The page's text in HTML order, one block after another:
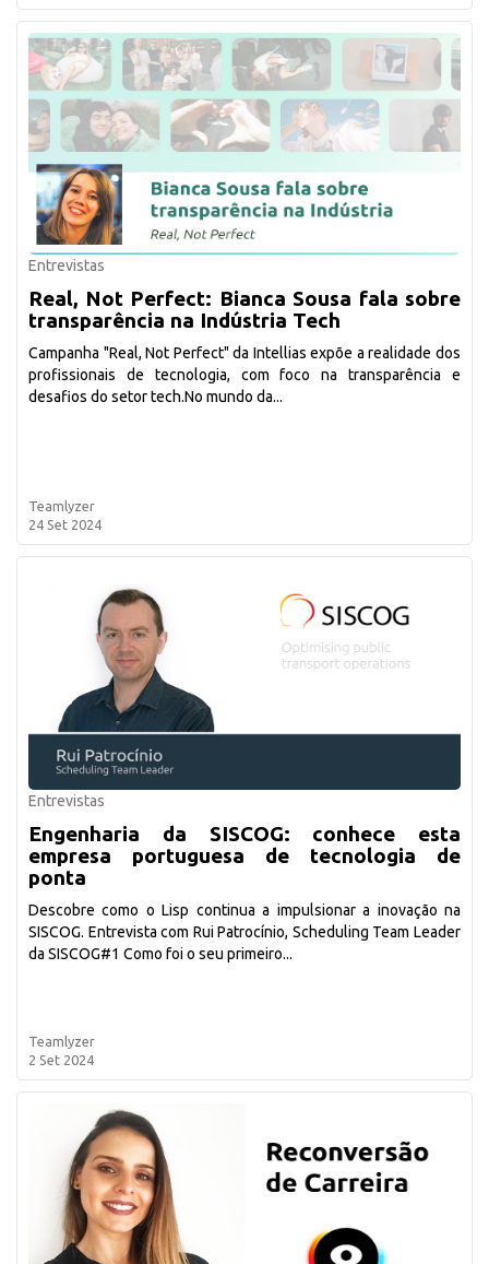
Entrevistas
Real, Not Perfect: Bianca Sousa fala sobre
transparência na Indústria Tech
Campanha "Real, Not Perfect" da Intellias expõe a realidade dos
profissionais de tecnologia, com foco na transparência e
desafios do setor tech.No mundo da...
Teamlyzer
24 Set 2024
Entrevistas
Engenharia da SISCOG: conhece esta
empresa portuguesa de tecnologia de
ponta
Descobre como o Lisp continua a impulsionar a inovação na
SISCOG. Entrevista com Rui Patrocínio, Scheduling Team Leader
da SISCOG#1 Como foi o seu primeiro...
Teamlyzer
2 Set 2024